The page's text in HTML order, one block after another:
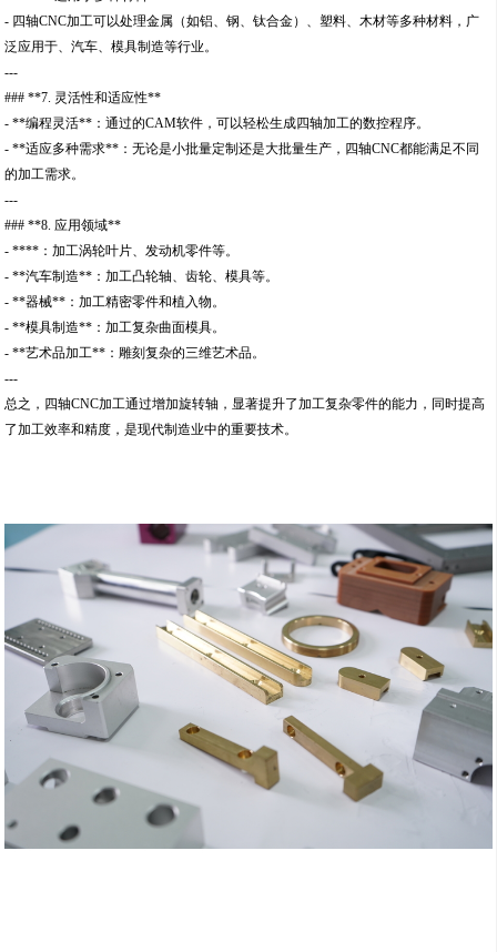
- 四轴CNC加工可以处理金属（如铝、钢、钛合金）、塑料、木材等多种材料，广
泛应用于、汽车、模具制造等行业。
---
### **7. 灵活性和适应性**
- **编程灵活**：通过的CAM软件，可以轻松生成四轴加工的数控程序。
- **适应多种需求**：无论是小批量定制还是大批量生产，四轴CNC都能满足不同
的加工需求。
---
### **8. 应用领域**
- ****：加工涡轮叶片、发动机零件等。
- **汽车制造**：加工凸轮轴、齿轮、模具等。
- **器械**：加工精密零件和植入物。
- **模具制造**：加工复杂曲面模具。
- **艺术品加工**：雕刻复杂的三维艺术品。
---
总之，四轴CNC加工通过增加旋转轴，显著提升了加工复杂零件的能力，同时提高
了加工效率和精度，是现代制造业中的重要技术。